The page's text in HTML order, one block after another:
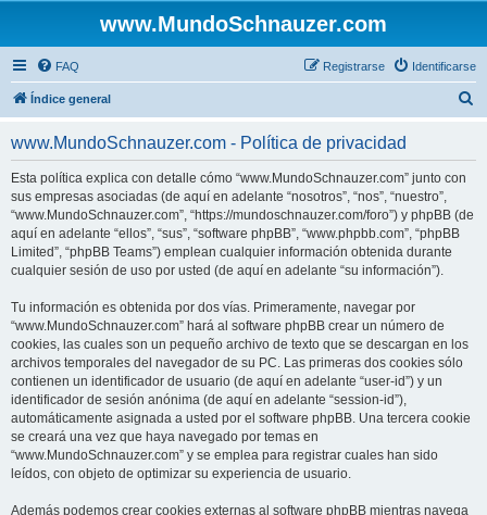
www.MundoSchnauzer.com
FAQ Identificarse
Registrarse
Índice general
www.MundoSchnauzer.com - Política de privacidad
Esta política explica con detalle cómo “www.MundoSchnauzer.com” junto con
sus empresas asociadas (de aquí en adelante “nosotros”, “nos”, “nuestro”,
“www.MundoSchnauzer.com”, “https://mundoschnauzer.com/foro”) y phpBB (de
aquí en adelante “ellos”, “sus”, “software phpBB”, “www.phpbb.com”, “phpBB
Limited”, “phpBB Teams”) emplean cualquier información obtenida durante
cualquier sesión de uso por usted (de aquí en adelante “su información”).
Tu información es obtenida por dos vías. Primeramente, navegar por
“www.MundoSchnauzer.com” hará al software phpBB crear un número de
cookies, las cuales son un pequeño archivo de texto que se descargan en los
archivos temporales del navegador de su PC. Las primeras dos cookies sólo
contienen un identificador de usuario (de aquí en adelante “user-id”) y un
identificador de sesión anónima (de aquí en adelante “session-id”),
automáticamente asignada a usted por el software phpBB. Una tercera cookie
se creará una vez que haya navegado por temas en
“www.MundoSchnauzer.com” y se emplea para registrar cuales han sido
leídos, con objeto de optimizar su experiencia de usuario.
Además podemos crear cookies externas al software phpBB mientras navega